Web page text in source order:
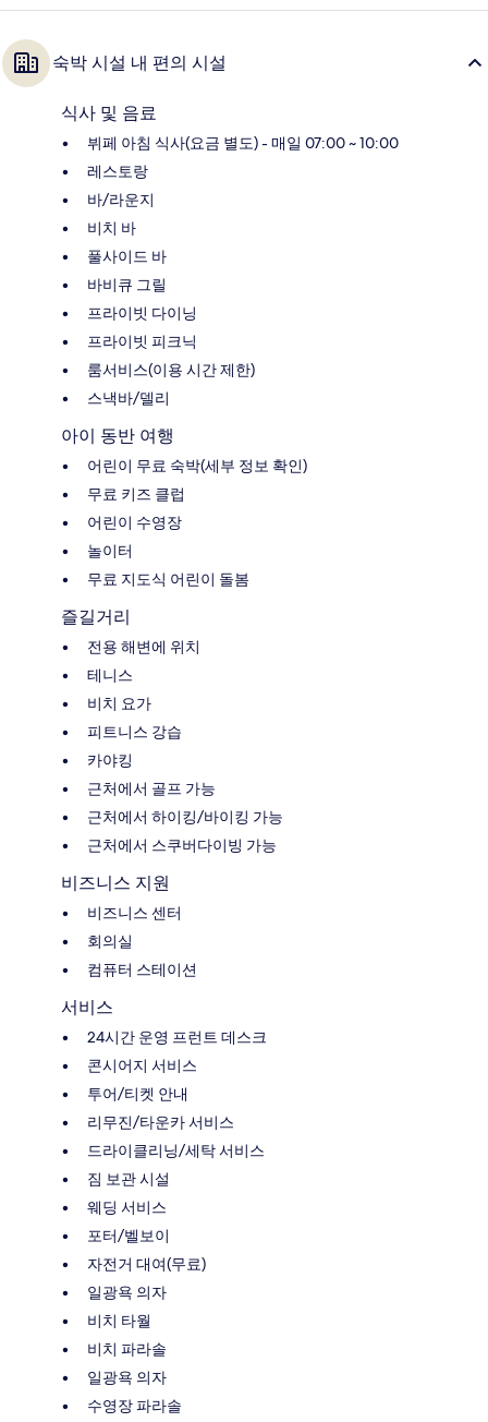
숙박 시설 내 편의 시설
식사 및 음료
뷔페 아침 식사(요금 별도) - 매일 07:00 ~ 10:00
레스토랑
바/라운지
비치 바
풀사이드 바
바비큐 그릴
프라이빗 다이닝
프라이빗 피크닉
룸서비스(이용 시간 제한)
스낵바/델리
아이 동반 여행
어린이 무료 숙박(세부 정보 확인)
무료 키즈 클럽
어린이 수영장
놀이터
무료 지도식 어린이 돌봄
즐길거리
전용 해변에 위치
테니스
비치 요가
피트니스 강습
카야킹
근처에서 골프 가능
근처에서 하이킹/바이킹 가능
근처에서 스쿠버다이빙 가능
비즈니스 지원
비즈니스 센터
회의실
컴퓨터 스테이션
서비스
24시간 운영 프런트 데스크
콘시어지 서비스
투어/티켓 안내
리무진/타운카 서비스
드라이클리닝/세탁 서비스
짐 보관 시설
웨딩 서비스
포터/벨보이
자전거 대여(무료)
일광욕 의자
비치 타월
비치 파라솔
일광욕 의자
수영장 파라솔